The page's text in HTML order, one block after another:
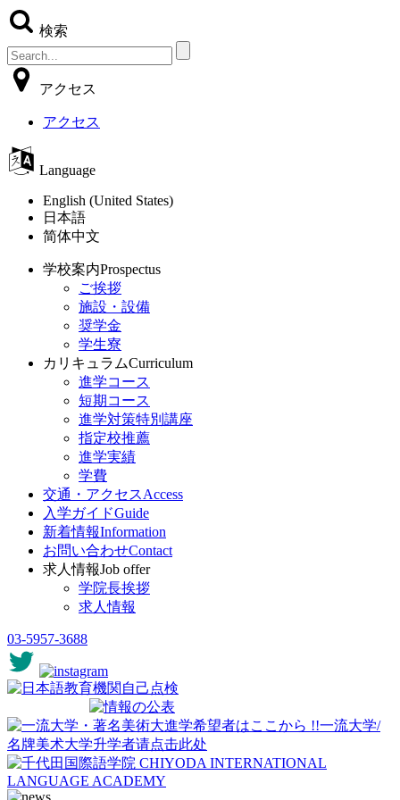
検索
アクセス
アクセス
Language
English (United States)
日本語
简体中文
学校案内Prospectus
ご挨拶
施設・設備
奨学金
学生寮
カリキュラムCurriculum
進学コース
短期コース
進学対策特別講座
指定校推薦
進学実績
学費
交通・アクセスAccess
入学ガイドGuide
新着情報Information
お問い合わせContact
求人情報Job offer
学院長挨拶
求人情報
03-5957-3688